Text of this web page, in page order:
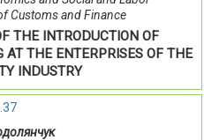
Customs and Finance
THE INTRODUCTION OF
THE ENTERPRISES OF THE
INDUSTRY